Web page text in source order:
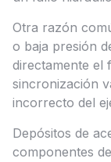
Otra razón
o baja presión
directamente el
sincronización
incorrecto del
Depósitos de
componentes